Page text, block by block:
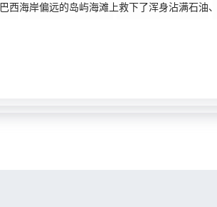
海岸偏远的岛屿海滩上救下了浑身沾满石油